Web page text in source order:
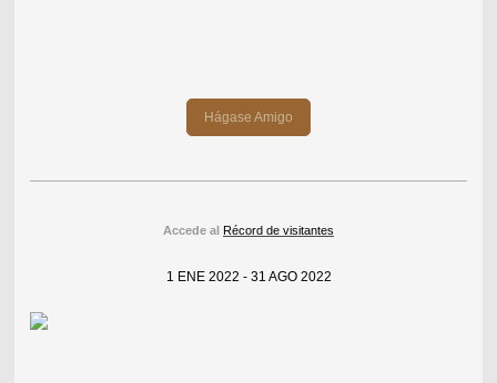
Hágase Amigo
Accede al Récord de visitantes
1 ENE 2022 - 31 AGO 2022